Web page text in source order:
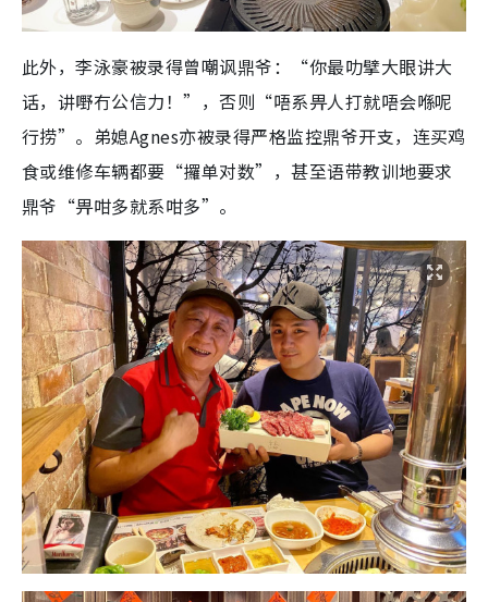
此外，李泳豪被录得曾嘲讽鼎爷：“你最叻擘大眼讲大
话，讲嘢冇公信力！”，否则“唔系畀人打就唔会喺呢
行捞”。弟媳Agnes亦被录得严格监控鼎爷开支，连买鸡
食或维修车辆都要“攞单对数”，甚至语带教训地要求
鼎爷“畀咁多就系咁多”。